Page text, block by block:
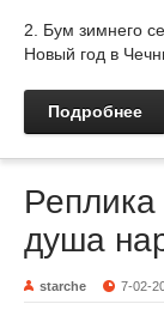
2. Бум зимнего
Новый год в
Подробнее
душа
starche 7-02-